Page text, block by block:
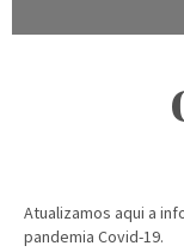
Atualizamos aqui a
pandemia Covid-19.